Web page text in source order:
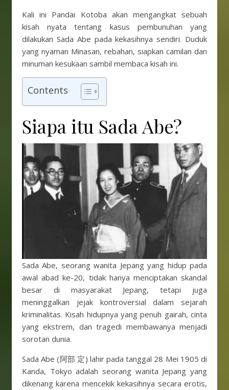
Kali ini Pandai Kotoba akan mengangkat sebuah
kisah nyata tentang kasus pembunuhan yang
dilakukan Sada Abe pada kekasihnya sendiri. Duduk
yang nyaman Minasan, rebahan, siapkan camilan dan
minuman kesukaan sambil membaca kisah ini.
Contents
Siapa itu Sada Abe?
Sada Abe, seorang wanita Jepang yang hidup pada
awal abad ke-20, tidak hanya menciptakan skandal
besar di masyarakat Jepang, tetapi juga
meninggalkan jejak kontroversial dalam sejarah
kriminalitas. Kisah hidupnya yang penuh gairah, cinta
yang ekstrem, dan tragedi membawanya menjadi
sorotan dunia.
Sada Abe (阿部 定) lahir pada tanggal 28 Mei 1905 di
Kanda, Tokyo adalah seorang wanita Jepang yang
dikenang karena mencekik kekasihnya secara erotis,